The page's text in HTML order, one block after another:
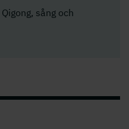
sång och